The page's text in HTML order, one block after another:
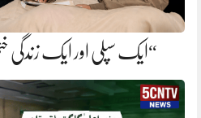
“ایک سپلی اور ایک زندگی